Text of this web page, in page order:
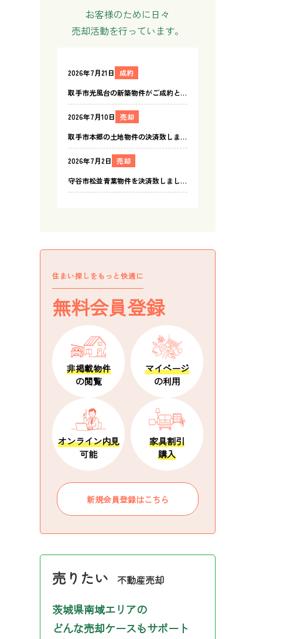
お客様のために日々
売却活動を行っています。
住まい探しをもっと快適に
無料会員登録
非掲載物件
の閲覧
マイページ
の利用
オンライン内見
可能
家具割引
購入
新規会員登録はこちら
売りたい 不動産売却
茨城県南域エリアの
どんな売却ケースもサポート